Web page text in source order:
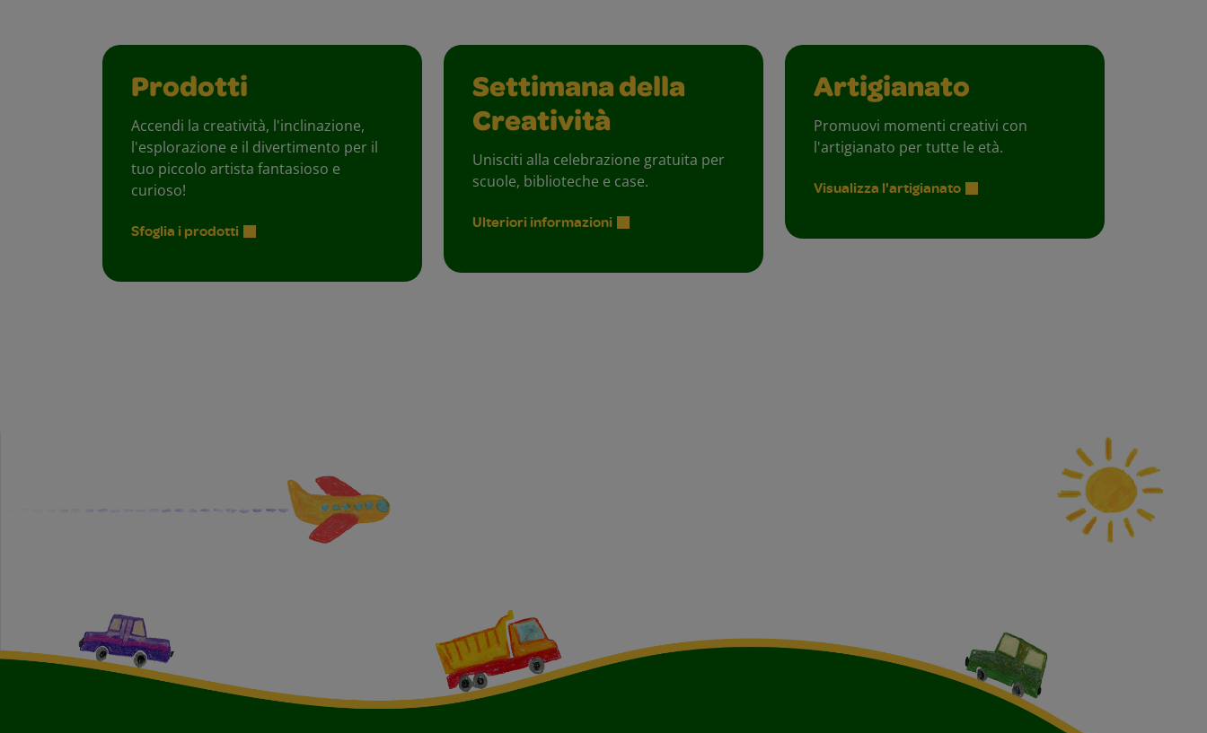
Prodotti
Accendi la creatività, l'inclinazione,
l'esplorazione e il divertimento per il
tuo piccolo artista fantasioso e
curioso!
Sfoglia i prodotti
Settimana della
Creatività
Unisciti alla celebrazione gratuita per
scuole, biblioteche e case.
Ulteriori informazioni
Artigianato
Promuovi momenti creativi con
l'artigianato per tutte le età.
Visualizza l'artigianato